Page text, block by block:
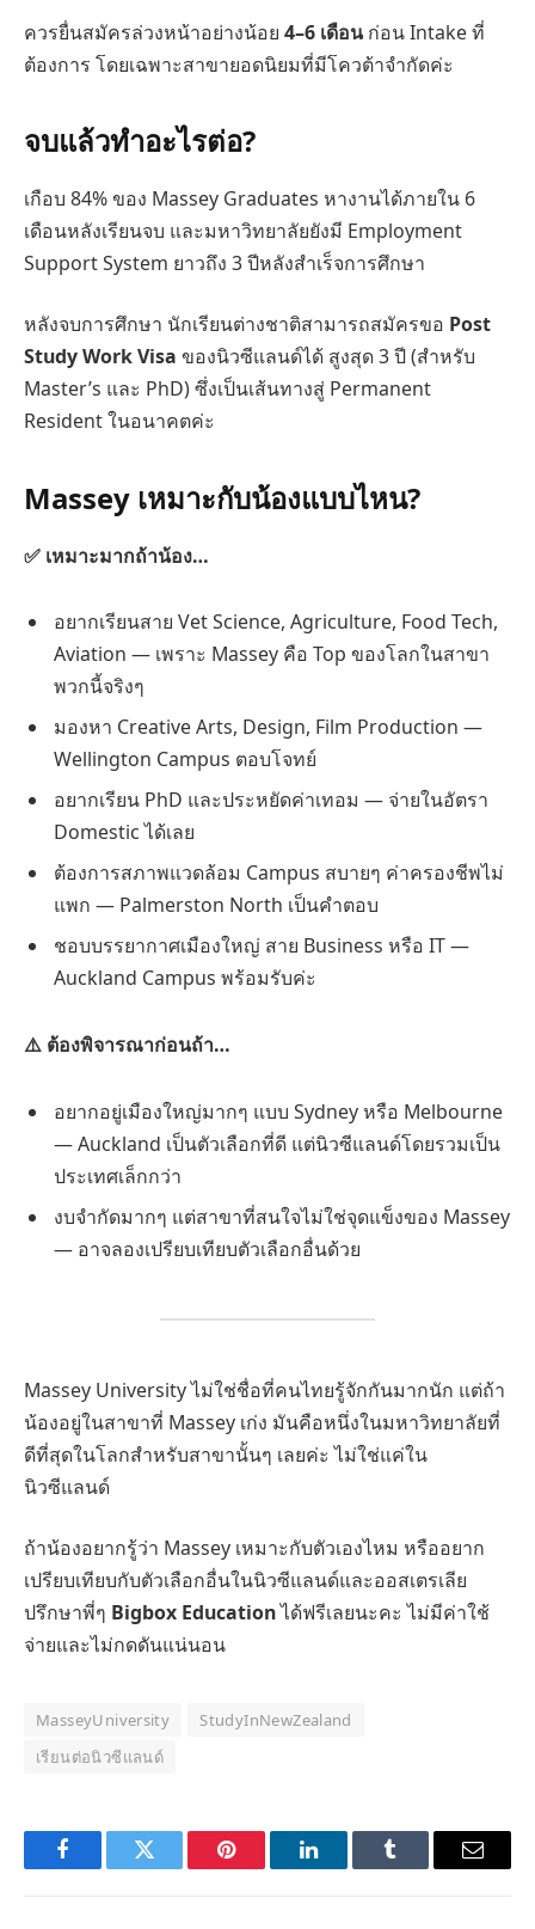
ควรยื่นสมัครล่วงหน้าอย่างน้อย 4–6 เดือน ก่อน Intake ที่
ต้องการ โดยเฉพาะสาขายอดนิยมที่มีโควต้าจำกัดค่ะ
จบแล้วทำอะไรต่อ?
เกือบ 84% ของ Massey Graduates หางานได้ภายใน 6
เดือนหลังเรียนจบ และมหาวิทยาลัยยังมี Employment
Support System ยาวถึง 3 ปีหลังสำเร็จการศึกษา
หลังจบการศึกษา นักเรียนต่างชาติสามารถสมัครขอ Post
Study Work Visa ของนิวซีแลนด์ได้ สูงสุด 3 ปี (สำหรับ
Master’s และ PhD) ซึ่งเป็นเส้นทางสู่ Permanent
Resident ในอนาคตค่ะ
Massey เหมาะกับน้องแบบไหน?
✅ เหมาะมากถ้าน้อง…
อยากเรียนสาย Vet Science, Agriculture, Food Tech,
Aviation — เพราะ Massey คือ Top ของโลกในสาขา
พวกนี้จริงๆ
มองหา Creative Arts, Design, Film Production —
Wellington Campus ตอบโจทย์
อยากเรียน PhD และประหยัดค่าเทอม — จ่ายในอัตรา
Domestic ได้เลย
ต้องการสภาพแวดล้อม Campus สบายๆ ค่าครองชีพไม่
แพก — Palmerston North เป็นคำตอบ
ชอบบรรยากาศเมืองใหญ่ สาย Business หรือ IT —
Auckland Campus พร้อมรับค่ะ
⚠️ ต้องพิจารณาก่อนถ้า…
อยากอยู่เมืองใหญ่มากๆ แบบ Sydney หรือ Melbourne
— Auckland เป็นตัวเลือกที่ดี แต่นิวซีแลนด์โดยรวมเป็น
ประเทศเล็กกว่า
งบจำกัดมากๆ แต่สาขาที่สนใจไม่ใช่จุดแข็งของ Massey
— อาจลองเปรียบเทียบตัวเลือกอื่นด้วย
Massey University ไม่ใช่ชื่อที่คนไทยรู้จักกันมากนัก แต่ถ้า
น้องอยู่ในสาขาที่ Massey เก่ง มันคือหนึ่งในมหาวิทยาลัยที่
ดีที่สุดในโลกสำหรับสาขานั้นๆ เลยค่ะ ไม่ใช่แค่ใน
นิวซีแลนด์
ถ้าน้องอยากรู้ว่า Massey เหมาะกับตัวเองไหม หรืออยาก
เปรียบเทียบกับตัวเลือกอื่นในนิวซีแลนด์และออสเตรเลีย
ปรึกษาพี่ๆ Bigbox Educationได้ฟรีเลยนะคะ ไม่มีค่าใช้
จ่ายและไม่กดดันแน่นอน
MasseyUniversity
StudyInNewZealand
เรียนต่อนิวซีแลนด์
FacebookTwitter Pinterest LinkedInTumblr Email